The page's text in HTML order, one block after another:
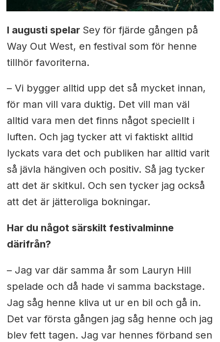
I augusti spelar Sey för fjärde gången på
Way Out West, en festival som för henne
tillhör favoriterna.
– Vi bygger alltid upp det så mycket innan,
för man vill vara duktig. Det vill man väl
alltid vara men det finns något speciellt i
luften. Och jag tycker att vi faktiskt alltid
lyckats vara det och publiken har alltid varit
så jävla hängiven och positiv. Så jag tycker
att det är skitkul. Och sen tycker jag också
att det är jätteroliga bokningar.
Har du något särskilt festivalminne
därifrån?
– Jag var där samma år som Lauryn Hill
spelade och då hade vi samma backstage.
Jag såg henne kliva ut ur en bil och gå in.
Det var första gången jag såg henne och jag
blev fett tagen. Jag var hennes förband sen